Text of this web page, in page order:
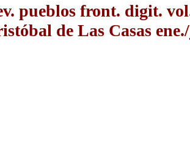
pueblos front. digit.
de Las Casas